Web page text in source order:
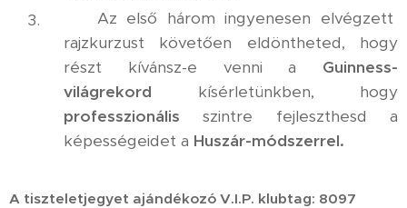
✅ Az első három ingyenesen elvégzett
rajzkurzust követően eldöntheted, hogy
részt kívánsz-e venni a Guinness-
világrekord kísérletünkben, hogy
professzionális szintre fejleszthesd a
képességeidet a Huszár-módszerrel.
A tiszteletjegyet ajándékozó V.I.P. klubtag: 8097